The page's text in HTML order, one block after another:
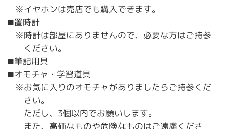
※イヤホンは売店でも購入できます。
■置時計
※時計は部屋にありませんので、必要な方はご持参
ください。
■筆記用具
■オモチャ・学習道具
※お気に入りのオモチャがありましたらご持参くだ
さい。
ただし、3個以内でお願いします。
また、高価なものや危険なものはご遠慮くださ